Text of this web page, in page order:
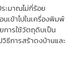
ะมาณไม่กี่ร้อย
เข้าไปในเครื่องพิมพ์
การใช้วัตถุดิบเป็น
ธีการสร้าดงบ้านและ